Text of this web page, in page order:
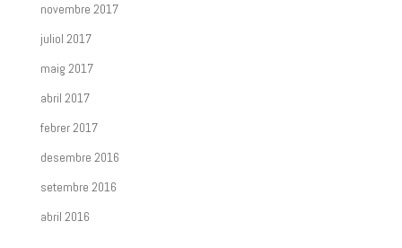
novembre 2017
juliol 2017
maig 2017
abril 2017
febrer 2017
desembre 2016
setembre 2016
abril 2016